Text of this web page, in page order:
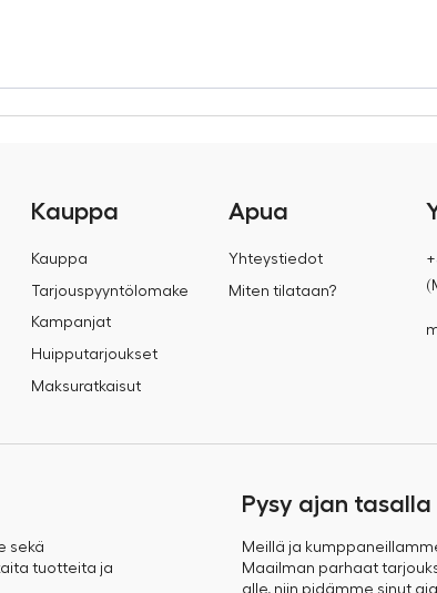
Kauppa
Kauppa
Tarjouspyyntölomake
Kampanjat
Huipputarjoukset
Maksuratkaisut
Apua
Yhteystiedot
Miten tilataan?
sekä
tuotteita ja
Pysy ajan tasalla
Meillä ja
Maailman parhaat
alle, niin pidämme sinut